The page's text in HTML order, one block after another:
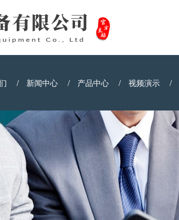
/ 新闻中心 / 产品中心 / 视频演示 /